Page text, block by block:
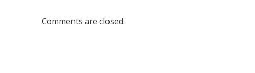
Comments are closed.